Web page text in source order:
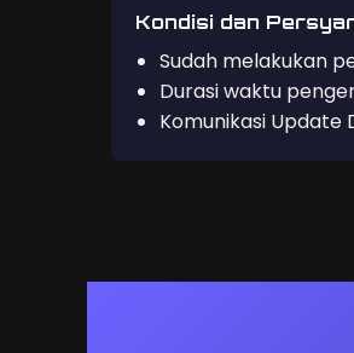
Kondisi dan
Sudah melakukan
Durasi waktu
Komunikasi Update